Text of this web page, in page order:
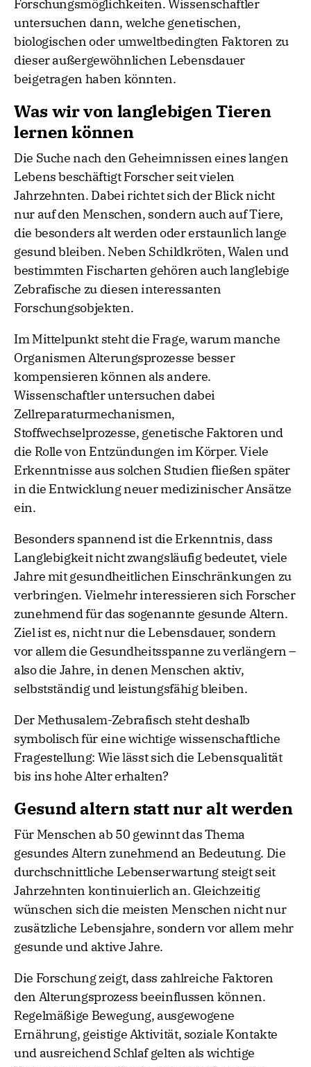
Forschungsmöglichkeiten. Wissenschaftler
untersuchen dann, welche genetischen,
biologischen oder umweltbedingten Faktoren zu
dieser außergewöhnlichen Lebensdauer
beigetragen haben könnten.
Was wir von langlebigen Tieren
lernen können
Die Suche nach den Geheimnissen eines langen
Lebens beschäftigt Forscher seit vielen
Jahrzehnten. Dabei richtet sich der Blick nicht
nur auf den Menschen, sondern auch auf Tiere,
die besonders alt werden oder erstaunlich lange
gesund bleiben. Neben Schildkröten, Walen und
bestimmten Fischarten gehören auch langlebige
Zebrafische zu diesen interessanten
Forschungsobjekten.
Im Mittelpunkt steht die Frage, warum manche
Organismen Alterungsprozesse besser
kompensieren können als andere.
Wissenschaftler untersuchen dabei
Zellreparaturmechanismen,
Stoffwechselprozesse, genetische Faktoren und
die Rolle von Entzündungen im Körper. Viele
Erkenntnisse aus solchen Studien fließen später
in die Entwicklung neuer medizinischer Ansätze
ein.
Besonders spannend ist die Erkenntnis, dass
Langlebigkeit nicht zwangsläufig bedeutet, viele
Jahre mit gesundheitlichen Einschränkungen zu
verbringen. Vielmehr interessieren sich Forscher
zunehmend für das sogenannte gesunde Altern.
Ziel ist es, nicht nur die Lebensdauer, sondern
vor allem die Gesundheitsspanne zu verlängern –
also die Jahre, in denen Menschen aktiv,
selbstständig und leistungsfähig bleiben.
Der Methusalem-Zebrafisch steht deshalb
symbolisch für eine wichtige wissenschaftliche
Fragestellung: Wie lässt sich die Lebensqualität
bis ins hohe Alter erhalten?
Gesund altern statt nur alt werden
Für Menschen ab 50 gewinnt das Thema
gesundes Altern zunehmend an Bedeutung. Die
durchschnittliche Lebenserwartung steigt seit
Jahrzehnten kontinuierlich an. Gleichzeitig
wünschen sich die meisten Menschen nicht nur
zusätzliche Lebensjahre, sondern vor allem mehr
gesunde und aktive Jahre.
Die Forschung zeigt, dass zahlreiche Faktoren
den Alterungsprozess beeinflussen können.
Regelmäßige Bewegung, ausgewogene
Ernährung, geistige Aktivität, soziale Kontakte
und ausreichend Schlaf gelten als wichtige